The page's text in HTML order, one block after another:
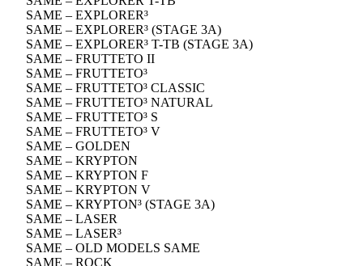
SAME – EXPLORER³
SAME – EXPLORER³ (STAGE 3A)
SAME – EXPLORER³ T-TB (STAGE 3A)
SAME – FRUTTETO II
SAME – FRUTTETO³
SAME – FRUTTETO³ CLASSIC
SAME – FRUTTETO³ NATURAL
SAME – FRUTTETO³ S
SAME – FRUTTETO³ V
SAME – GOLDEN
SAME – KRYPTON
SAME – KRYPTON F
SAME – KRYPTON V
SAME – KRYPTON³ (STAGE 3A)
SAME – LASER
SAME – LASER³
SAME – OLD MODELS SAME
SAME – ROCK